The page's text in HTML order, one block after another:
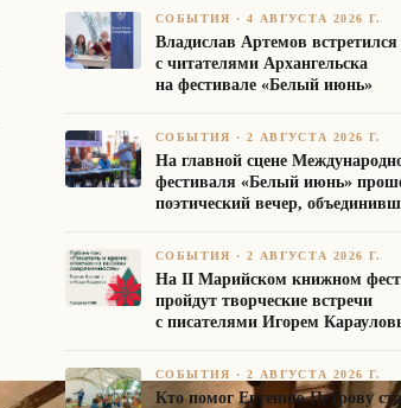
СОБЫТИЯ ·4 АВГУСТА 2026 Г.
Владислав Артемов встретился
с читателями Архангельска
на фестивале «Белый июнь»
СОБЫТИЯ ·2 АВГУСТА 2026 Г.
На главной сцене
фестиваля «Белый июнь»
поэтический вечер,
СОБЫТИЯ ·2 АВГУСТА 2026 Г.
На II Марийском книжном
пройдут творческие встречи
с писателями Игорем
СОБЫТИЯ ·2 АВГУСТА 2026 Г.
Кто помог Евгению Петрову